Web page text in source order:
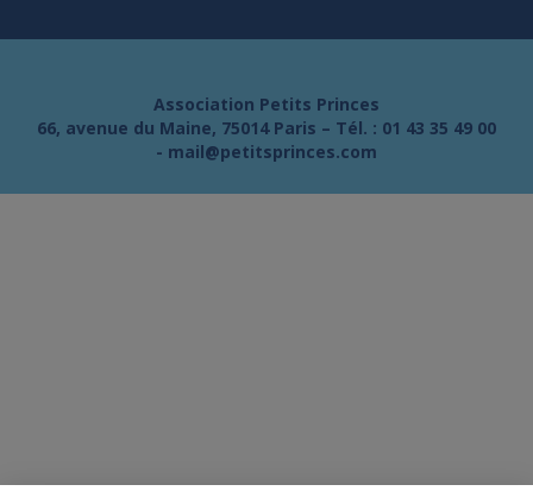
Association Petits Princes
66, avenue du Maine, 75014 Paris – Tél. : 01 43 35 49 00
- mail@petitsprinces.com